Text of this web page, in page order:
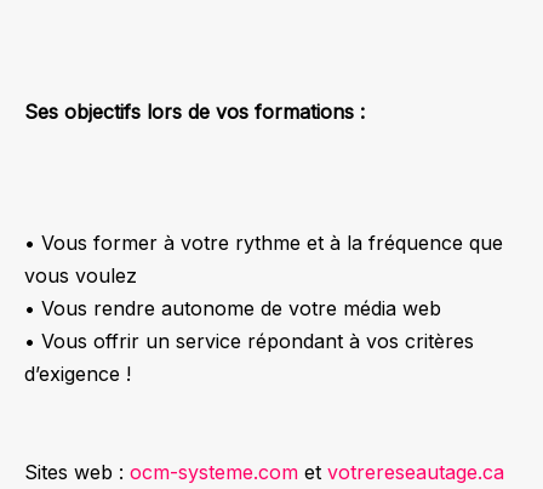
Ses objectifs lors de vos formations :
• Vous former à votre rythme et à la fréquence que
vous voulez
• Vous rendre autonome de votre média web
• Vous offrir un service répondant à vos critères
d’exigence !
Sites web : ocm-systeme.com et votrereseautage.ca